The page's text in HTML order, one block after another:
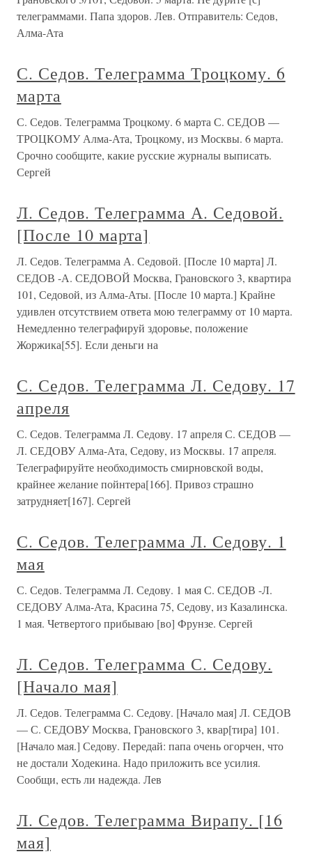
телеграммами. Папа здоров. Лев. Отправитель: Седов,
Алма-Ата
С. Седов. Телеграмма Троцкому. 6
марта
С. Седов. Телеграмма Троцкому. 6 марта С. СЕДОВ —
ТРОЦКОМУ Алма-Ата, Троцкому, из Москвы. 6 марта.
Срочно сообщите, какие русские журналы выписать.
Сергей
Л. Седов. Телеграмма А. Седовой.
[После 10 марта]
Л. Седов. Телеграмма А. Седовой. [После 10 марта] Л.
СЕДОВ -А. СЕДОВОЙ Москва, Грановского 3, квартира
101, Седовой, из Алма-Аты. [После 10 марта.] Крайне
удивлен отсутствием ответа мою телеграмму от 10 марта.
Немедленно телеграфируй здоровье, положение
Жоржика[55]. Если деньги на
С. Седов. Телеграмма Л. Седову. 17
апреля
С. Седов. Телеграмма Л. Седову. 17 апреля С. СЕДОВ —
Л. СЕДОВУ Алма-Ата, Седову, из Москвы. 17 апреля.
Телеграфируйте необходимость смирновской воды,
крайнее желание пойнтера[166]. Привоз страшно
затрудняет[167]. Сергей
С. Седов. Телеграмма Л. Седову. 1
мая
С. Седов. Телеграмма Л. Седову. 1 мая С. СЕДОВ -Л.
СЕДОВУ Алма-Ата, Красина 75, Седову, из Казалинска.
1 мая. Четвертого прибываю [во] Фрунзе. Сергей
Л. Седов. Телеграмма С. Седову.
[Начало мая]
Л. Седов. Телеграмма С. Седову. [Начало мая] Л. СЕДОВ
— С. СЕДОВУ Москва, Грановского 3, квар[тира] 101.
[Начало мая.] Седову. Передай: папа очень огорчен, что
не достали Ходекина. Надо приложить все усилия.
Сообщи, есть ли надежда. Лев
Л. Седов. Телеграмма Вирапу. [16
мая]